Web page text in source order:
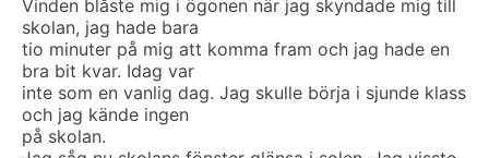
Vinden blåste mig i ögonen när jag skyndade mig till
skolan, jag hade bara
tio minuter på mig att komma fram och jag hade en
bra bit kvar. Idag var
inte som en vanlig dag. Jag skulle börja i sjunde klass
och jag kände ingen
på skolan.